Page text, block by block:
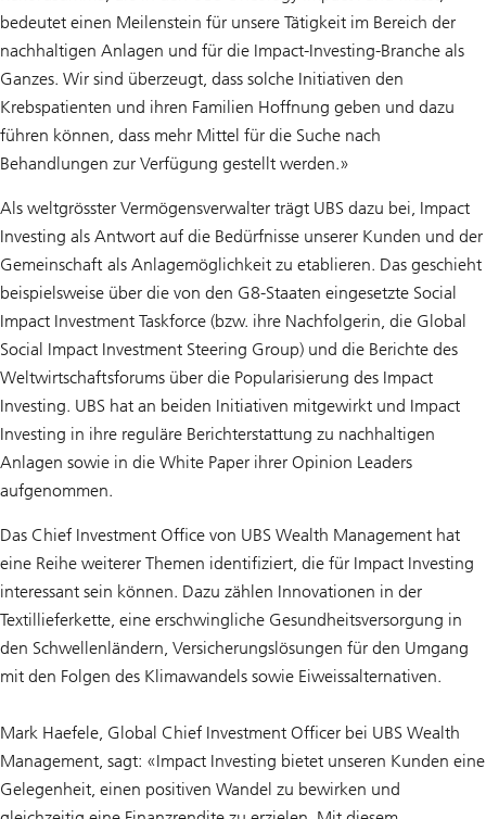
bedeutet einen Meilenstein für unsere Tätigkeit im Bereich der
nachhaltigen Anlagen und für die Impact-Investing-Branche als
Ganzes. Wir sind überzeugt, dass solche Initiativen den
Krebspatienten und ihren Familien Hoffnung geben und dazu
führen können, dass mehr Mittel für die Suche nach
Behandlungen zur Verfügung gestellt werden.»
Als weltgrösster Vermögensverwalter trägt UBS dazu bei, Impact
Investing als Antwort auf die Bedürfnisse unserer Kunden und der
Gemeinschaft als Anlagemöglichkeit zu etablieren. Das geschieht
beispielsweise über die von den G8-Staaten eingesetzte Social
Impact Investment Taskforce (bzw. ihre Nachfolgerin, die Global
Social Impact Investment Steering Group) und die Berichte des
Weltwirtschaftsforums über die Popularisierung des Impact
Investing. UBS hat an beiden Initiativen mitgewirkt und Impact
Investing in ihre reguläre Berichterstattung zu nachhaltigen
Anlagen sowie in die White Paper ihrer Opinion Leaders
aufgenommen.
Das Chief Investment Office von UBS Wealth Management hat
eine Reihe weiterer Themen identifiziert, die für Impact Investing
interessant sein können. Dazu zählen Innovationen in der
Textillieferkette, eine erschwingliche Gesundheitsversorgung in
den Schwellenländern, Versicherungslösungen für den Umgang
mit den Folgen des Klimawandels sowie Eiweissalternativen.
Mark Haefele, Global Chief Investment Officer bei UBS Wealth
Management, sagt: «Impact Investing bietet unseren Kunden eine
Gelegenheit, einen positiven Wandel zu bewirken und